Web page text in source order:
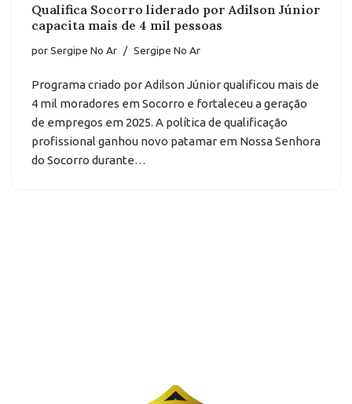
Qualifica Socorro liderado por Adilson Júnior
capacita mais de 4 mil pessoas
porSergipe No Ar Sergipe No Ar
Programa criado por Adilson Júnior qualificou mais de
4 mil moradores em Socorro e fortaleceu a geração
de empregos em 2025. A política de qualificação
profissional ganhou novo patamar em Nossa Senhora
do Socorro durante…